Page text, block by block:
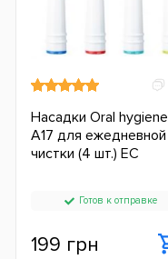
Насадки Oral hygiene
A17 для ежедневной
чистки (4 шт.) ЕС
Готов к отправке
199 грн